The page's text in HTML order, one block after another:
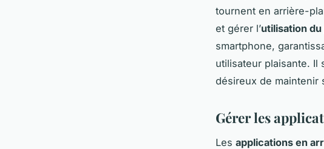
tournent en arrière-
et gérer l’utilisation
smartphone,
utilisateur plaisante. Il
désireux de maintenir
Gérer les
Les applications en